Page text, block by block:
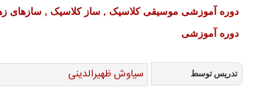
دوره آموزشی موسیقی کلاسیک , ساز کلاسیک , سازهای
دوره آموزشی
تدریس توسط سیاوش ظهیرالدینی